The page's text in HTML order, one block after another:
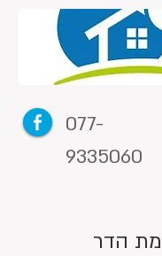
077-
9335060
הדר